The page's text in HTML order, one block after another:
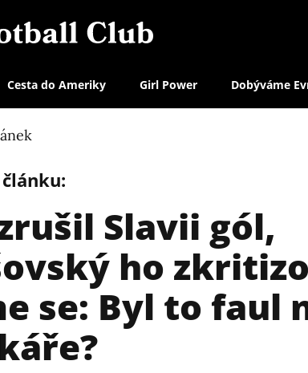
Cesta do Ameriky Girl Power Dobýváme
Slavii gól,
ho
se: Byl to faul